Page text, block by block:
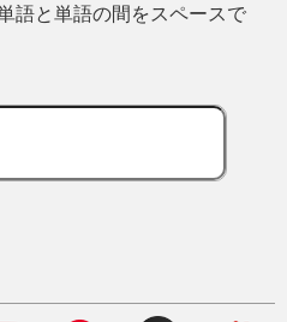
語と単語の間をスペースで